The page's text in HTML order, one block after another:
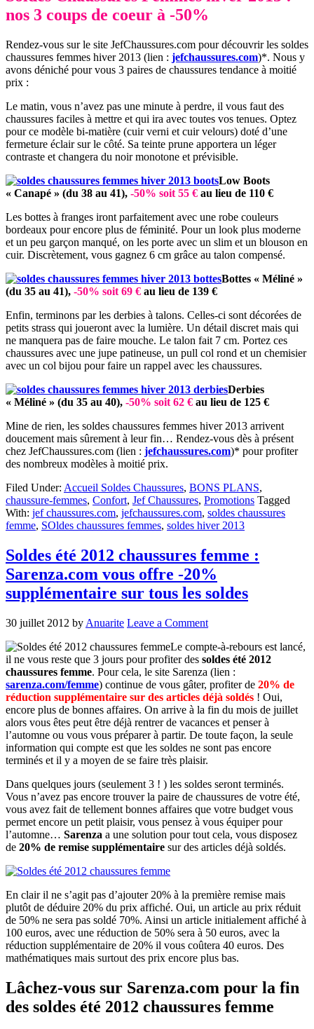
nos 3 coups de coeur à -50%
Rendez-vous sur le site JefChaussures.com pour découvrir les soldes
chaussures femmes hiver 2013 (lien : jefchaussures.com)*. Nous y
avons déniché pour vous 3 paires de chaussures tendance à moitié
prix :
Le matin, vous n’avez pas une minute à perdre, il vous faut des
chaussures faciles à mettre et qui ira avec toutes vos tenues. Optez
pour ce modèle bi-matière (cuir verni et cuir velours) doté d’une
fermeture éclair sur le côté. Sa teinte prune apportera un léger
contraste et changera du noir monotone et prévisible.
Low Boots
« Canapé » (du 38 au 41), -50% soit 55 € au lieu de 110 €
Les bottes à franges iront parfaitement avec une robe couleurs
bordeaux pour encore plus de féminité. Pour un look plus moderne
et un peu garçon manqué, on les porte avec un slim et un blouson en
cuir. Discrètement, vous gagnez 6 cm grâce au talon compensé.
Bottes « Méliné »
(du 35 au 41), -50% soit 69 € au lieu de 139 €
Enfin, terminons par les derbies à talons. Celles-ci sont décorées de
petits strass qui joueront avec la lumière. Un détail discret mais qui
ne manquera pas de faire mouche. Le talon fait 7 cm. Portez ces
chaussures avec une jupe patineuse, un pull col rond et un chemisier
avec un col bijou pour faire un rappel avec les chaussures.
Derbies
« Méliné » (du 35 au 40), -50% soit 62 € au lieu de 125 €
Mine de rien, les soldes chaussures femmes hiver 2013 arrivent
doucement mais sûrement à leur fin… Rendez-vous dès à présent
chez JefChaussures.com (lien : jefchaussures.com)* pour profiter
des nombreux modèles à moitié prix.
Filed Under: Accueil Soldes Chaussures, BONS PLANS,
chaussure-femmes, Confort, Jef Chaussures, Promotions Tagged
With: jef chaussures.com, jefchaussures.com, soldes chaussures
femme, SOldes chaussures femmes, soldes hiver 2013
Soldes été 2012 chaussures femme :
Sarenza.com vous offre -20%
supplémentaire sur tous les soldes
30 juillet 2012 by Anuarite Leave a Comment
Le compte-à-rebours est lancé,
il ne vous reste que 3 jours pour profiter des soldes été 2012
chaussures femme. Pour cela, le site Sarenza (lien :
sarenza.com/femme) continue de vous gâter, profiter de 20% de
réduction supplémentaire sur des articles déjà soldés ! Oui,
encore plus de bonnes affaires. On arrive à la fin du mois de juillet
alors vous êtes peut être déjà rentrer de vacances et penser à
l’automne ou vous vous préparer à partir. De toute façon, la seule
information qui compte est que les soldes ne sont pas encore
terminés et il y a moyen de se faire très plaisir.
Dans quelques jours (seulement 3 ! ) les soldes seront terminés.
Vous n’avez pas encore trouver la paire de chaussures de votre été,
vous avez fait de tellement bonnes affaires que votre budget vous
permet encore un petit plaisir, vous pensez à vous équiper pour
l’automne… Sarenza a une solution pour tout cela, vous disposez
de 20% de remise supplémentaire sur des articles déjà soldés.
En clair il ne s’agit pas d’ajouter 20% à la première remise mais
plutôt de déduire 20% du prix affiché. Oui, un article au prix réduit
de 50% ne sera pas soldé 70%. Ainsi un article initialement affiché à
100 euros, avec une réduction de 50% sera à 50 euros, avec la
réduction supplémentaire de 20% il vous coûtera 40 euros. Des
mathématiques mais surtout des prix encore plus bas.
Lâchez-vous sur Sarenza.com pour la fin
des soldes été 2012 chaussures femme